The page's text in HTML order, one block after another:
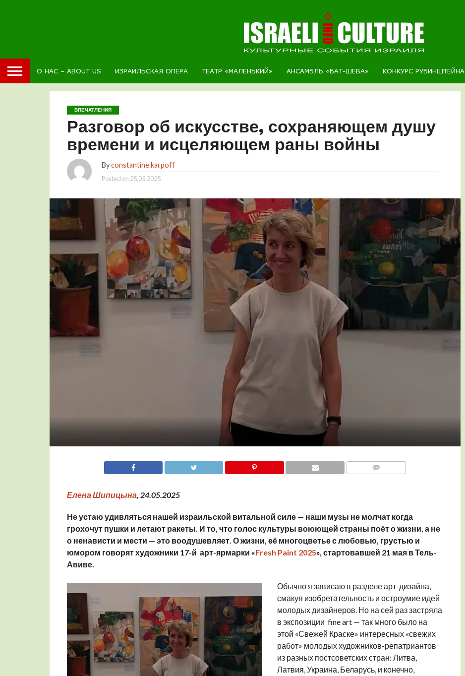
О НАС – ABOUT US ИЗРАИЛЬСКАЯ ОПЕРА ТЕАТР «МАЛЕНЬКИЙ» АНСАМБЛЬ «БАТ-ШЕВА» КОНКУРС РУБИНШТЕЙНА
ВПЕЧАТЛЕНИЯ
Разговор об искусстве, сохраняющем душу
времени и исцеляющем раны войны
Byconstantine.karpoff
Posted on 25.05.2025
Елена Шипицына, 24.05.2025
Не устаю удивляться нашей израильской витальной силе — наши музы не молчат когда
грохочут пушки и летают ракеты. И то, что голос культуры воюющей страны поёт о жизни, а не
о ненависти и мести — это воодушевляет. О жизни, её многоцветье с любовью, грустью и
юмором говорят художники 17-й арт-ярмарки «Fresh Paint 2025», стартовавшей 21 мая в Тель-
Авиве.
Обычно я зависаю в разделе арт-дизайна,
смакуя изобретательность и остроумие идей
молодых дизайнеров. Но на сей раз застряла
в экспозиции fine art — так много было на
этой «Свежей Краске» интересных «свежих
работ» молодых художников-репатриантов
из разных постсоветских стран: Литва,
Латвия, Украина, Беларусь, и конечно,